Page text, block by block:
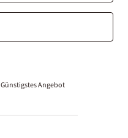
Günstigstes Angebot